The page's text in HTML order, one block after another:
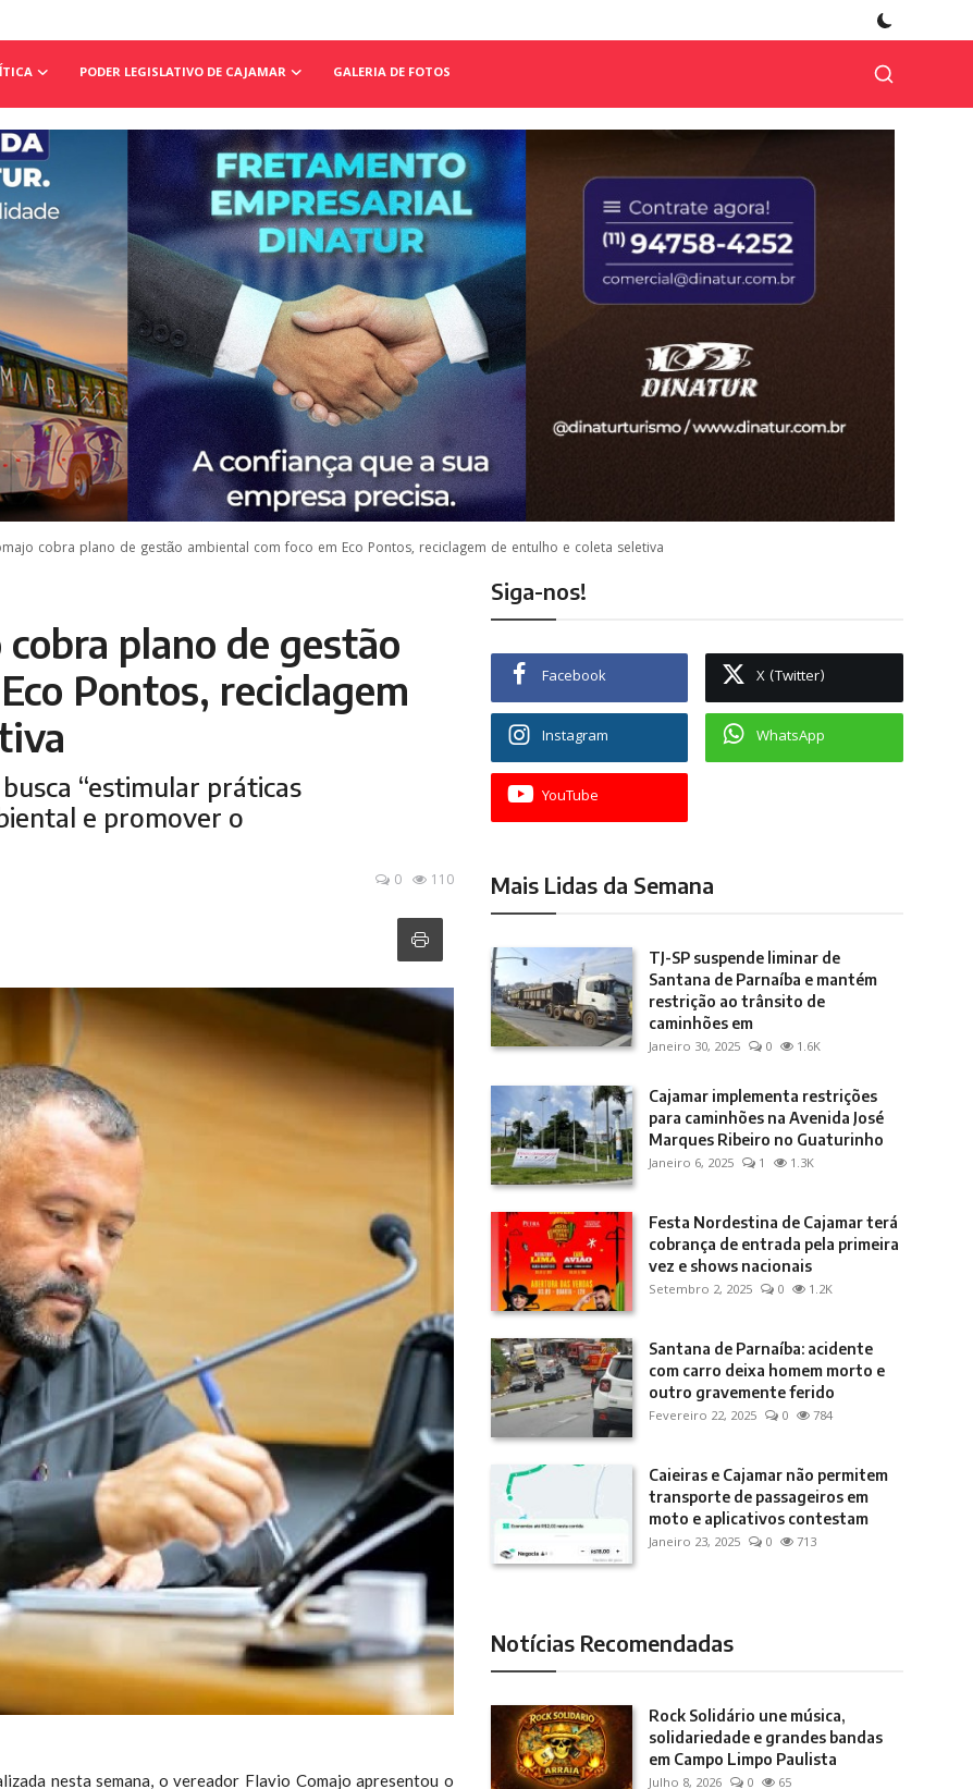
PODER LEGISLATIVO DE CAJAMAR GALERIA DE FOTOS
cobra plano de gestão ambiental com foco em Eco Pontos, reciclagem de entulho e coleta seletiva
plano de gestão
Pontos, reciclagem
“estimular práticas
e promover o
0 110
nesta semana, o vereador Flavio Comajo apresentou o
Siga-nos!
Facebook X (Twitter)
Instagram WhatsApp
YouTube
Mais Lidas da Semana
TJ-SP suspende liminar de
Santana de Parnaíba e mantém
restrição ao trânsito de
caminhões em
Janeiro 30, 2025 0 1.6K
Cajamar implementa restrições
para caminhões na Avenida José
Marques Ribeiro no Guaturinho
Janeiro 6, 2025 1 1.3K
Festa Nordestina de Cajamar terá
cobrança de entrada pela primeira
vez e shows nacionais
Setembro 2, 2025 0 1.2K
Santana de Parnaíba: acidente
com carro deixa homem morto e
outro gravemente ferido
Fevereiro 22, 2025 0 784
Caieiras e Cajamar não permitem
transporte de passageiros em
moto e aplicativos contestam
Janeiro 23, 2025 0 713
Notícias Recomendadas
Rock Solidário une música,
solidariedade e grandes bandas
em Campo Limpo Paulista
Julho 8, 2026 0 65